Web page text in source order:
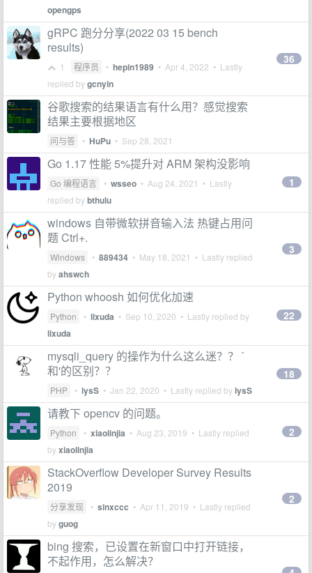
opengps
gRPC 跑分分享(2022 03 15 bench
results)
1 程序员 • hepin1989 • Apr 4, 2022 • Lastly
replied bygcnyin
36
谷歌搜索的结果语言有什么用？感觉搜索
结果主要根据地区
问与答 • HuPu • Sep 28, 2021
Go 1.17 性能 5%提升对 ARM 架构没影响
Go 编程语言 • wsseo • Aug 24, 2021 • Lastly
replied bybthulu
1
windows 自带微软拼音输入法 热键占用问
题 Ctrl+.
Windows • 889434 • May 18, 2021 • Lastly replied
byahswch
3
Python whoosh 如何优化加速
Python • lixuda • Sep 10, 2020 • Lastly replied by
lixuda
22
mysqli_query 的操作为什么这么迷？？ `
和'的区别？？
PHP • lysS • Jan 22, 2020 • Lastly replied bylysS
18
请教下 opencv 的问题。
Python • xiaolinjia • Aug 23, 2019 • Lastly replied
byxiaolinjia
2
StackOverflow Developer Survey Results
2019
分享发现 • sinxccc • Apr 11, 2019 • Lastly replied
byguog
2
bing 搜索，已设置在新窗口中打开链接，
不起作用，怎么解决？